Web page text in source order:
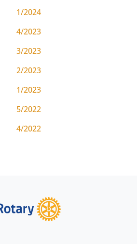
1/2024
4/2023
3/2023
2/2023
1/2023
5/2022
4/2022